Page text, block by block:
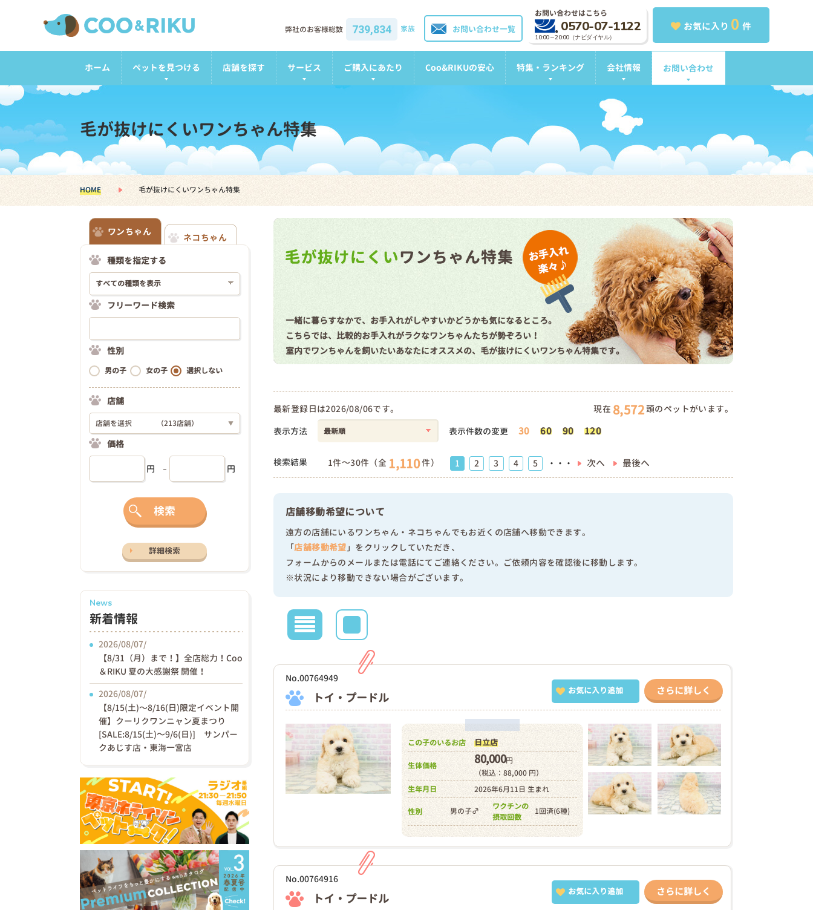
お気に入り 0 件
お問い合わせはこちら
0570-07-1122
10:00～20:00（ナビダイヤル）
お問い合わせ一覧
弊社のお客様総数 739,834 家族
ホーム ペットを見つける 店舗を探す サービス ご購入にあたり Coo&RIKUの安心 特集・ランキング 会社情報 お問い合わせ
毛が抜けにくいワンちゃん特集
HOME 毛が抜けにくいワンちゃん特集
一緒に暮らすなかで、お手入れがしやすいかどうかも気になるところ。
こちらでは、比較的お手入れがラクなワンちゃんたちが勢ぞろい！
室内でワンちゃんを飼いたいあなたにオススメの、毛が抜けにくいワンちゃん特集です。
現在 8,572頭のペットがいます。
最新登録日は2026/08/06です。
表示方法
表示件数の変更 30 60 90 120
検索結果 1件～30件（全 1,110件） 1 2 3 4 5 ・・・ 次へ 最後へ
店舗移動希望について
遠方の店舗にいるワンちゃん・ネコちゃんでもお近くの店舗へ移動できます。
「店舗移動希望 」をクリックしていただき、
フォームからのメールまたは電話にてご連絡ください。ご依頼内容を確認後に移動します。
※状況により移動できない場合がございます。
No.00764949
トイ・プードル お気に入り追加
この子のいるお店 日立店
生体価格 80,000円
（税込：88,000 円）
生年月日
2026年6月11日 生まれ
性別 男の子♂
ワクチンの
摂取回数
1回済(6種)
さらに詳しく
No.00764916
トイ・プードル お気に入り追加 さらに詳しく
ワンちゃん
ネコちゃん
種類を指定する
フリーワード検索
性別
男の子 女の子 選択しない
店舗
店舗を選択 （213店舗） ▼
価格
円 円
検索
詳細検索
News
新着情報
2026/08/07/
【8/31（月）まで！】全店総力！Coo
＆RIKU 夏の大感謝祭 開催！
2026/08/07/
【8/15(土)〜8/16(日)限定イベント開
催】クーリクワンニャン夏まつり
[SALE:8/15(土)～9/6(日)] サンパー
クあじす店・東海一宮店